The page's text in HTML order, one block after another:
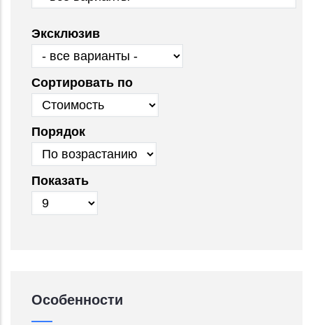
Эксклюзив
Сортировать по
Порядок
Показать
Особенности